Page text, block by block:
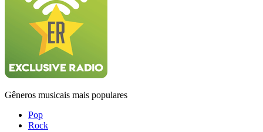
Gêneros musicais mais populares
Pop
Rock